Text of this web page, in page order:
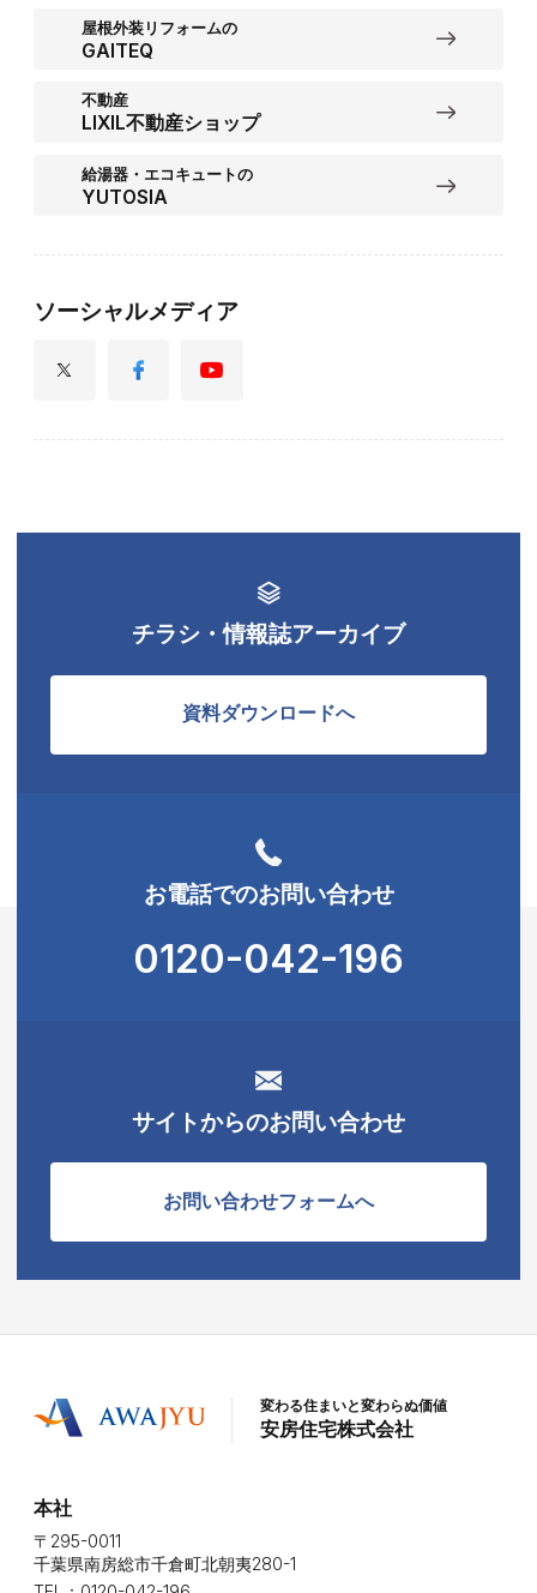
屋根外装リフォームの
GAITEQ
不動産
LIXIL不動産ショップ
給湯器・エコキュートの
YUTOSIA
ソーシャルメディア
チラシ・情報誌アーカイブ
資料ダウンロードへ
お電話でのお問い合わせ
0120-042-196
サイトからのお問い合わせ
お問い合わせフォームへ
変わる住まいと変わらぬ価値
安房住宅株式会社
本社
〒295-0011
千葉県南房総市千倉町北朝夷280-1